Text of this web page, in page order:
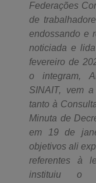
Federações
de
endossando e
noticiada e
fevereiro de
o integram,
SINAIT, vem
tanto à
Minuta de
em 19 de
objetivos ali
referentes à
instituiu o